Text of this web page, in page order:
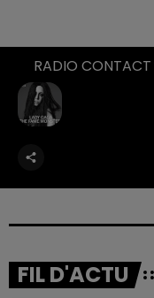
FIL D'ACTU